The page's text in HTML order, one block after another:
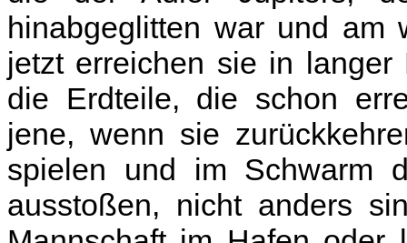
hinabgeglitten war und am
jetzt erreichen sie in
die Erdteile, die schon
jene, wenn sie
spielen und im Schwarm
ausstoßen, nicht anders